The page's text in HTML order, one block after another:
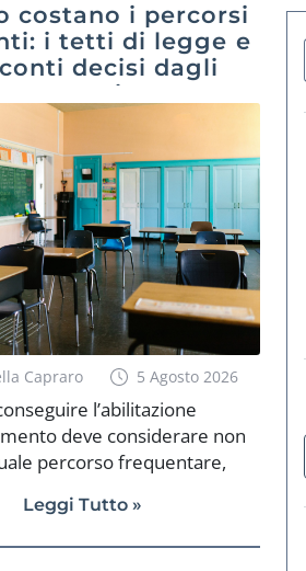
costano i percorsi
i tetti di legge e
decisi dagli
atenei
Capraro 5 Agosto 2026
l’abilitazione
deve considerare non
percorso frequentare,
Leggi Tutto »